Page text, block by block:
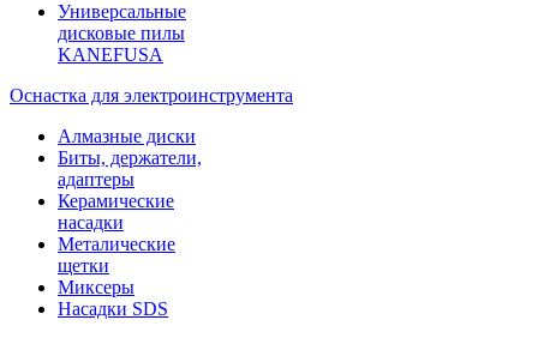
Универсальные
дисковые пилы
KANEFUSA
Оснастка для электроинструмента
Алмазные диски
Биты, держатели,
адаптеры
Керамические
насадки
Металические
щетки
Миксеры
Насадки SDS